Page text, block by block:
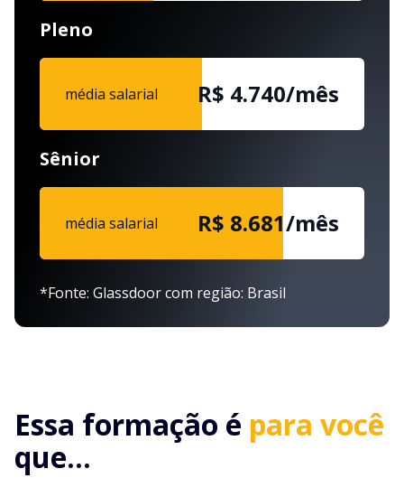
Pleno
média salarial R$ 4.740/mês
Sênior
média salarial R$ 8.681/mês
*Fonte: Glassdoor com região: Brasil
Essa formação é para você
que...